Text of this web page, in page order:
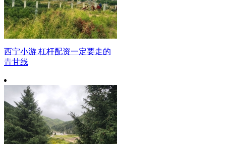
西宁小游 杠杆配资一定要走的
青甘线